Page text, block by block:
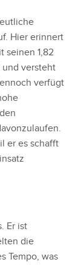
Hier erinnert
seinen 1,82
versteht
verfügt
er es schafft
Er ist
die
Tempo, was